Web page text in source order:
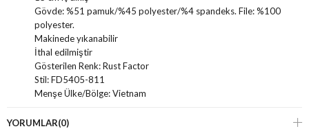
Gövde: %51 pamuk/%45 polyester/%4 spandeks. File: %100
polyester.
Makinede yıkanabilir
İthal edilmiştir
Gösterilen Renk: Rust Factor
Stil: FD5405-811
Menşe Ülke/Bölge: Vietnam
YORUMLAR(0)